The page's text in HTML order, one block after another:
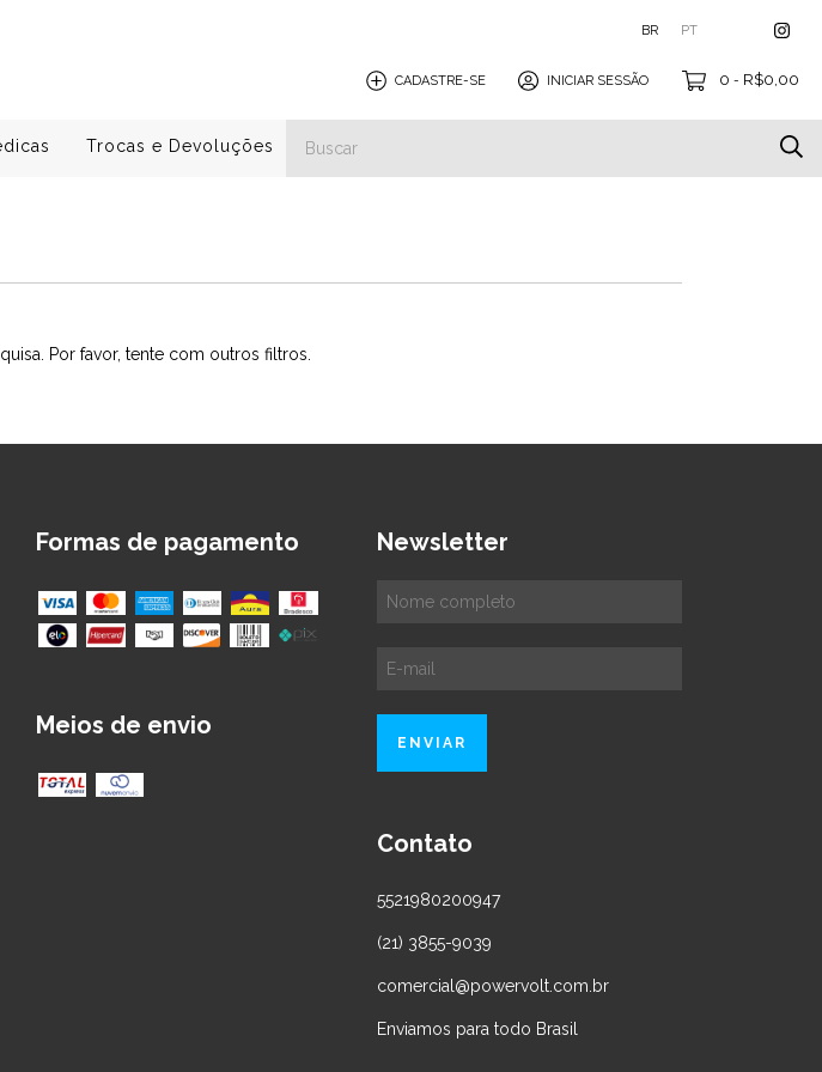
BR PT
CADASTRE-SE INICIAR SESSÃO 0 - R$0,00
Trocas e Devoluções
Por favor, tente com outros filtros.
Formas de pagamento
Meios de envio
Newsletter
Contato
5521980200947
(21) 3855-9039
comercial@powervolt.com.br
Enviamos para todo Brasil